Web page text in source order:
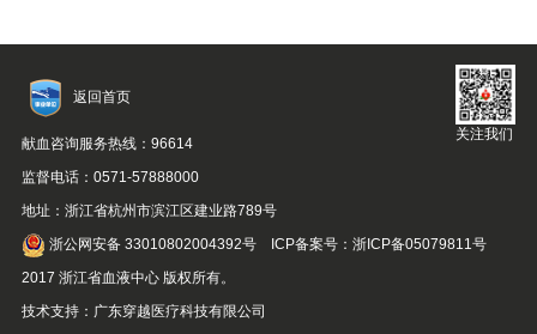
返回首页
献血咨询服务热线：96614
监督电话：0571-57888000
地址：浙江省杭州市滨江区建业路789号
浙公网安备 33010802004392号ICP备案号：浙ICP备05079811号
2017 浙江省血液中心 版权所有。
技术支持： 广东穿越医疗科技有限公司
关注我们